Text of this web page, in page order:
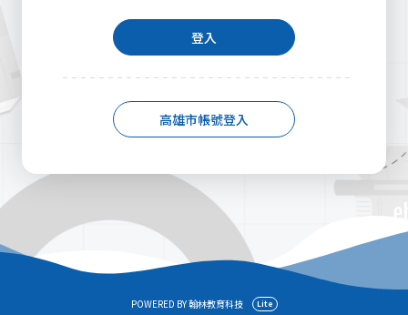
登入
高雄市帳號登入
POWERED BY 翰林教育科技 Lite